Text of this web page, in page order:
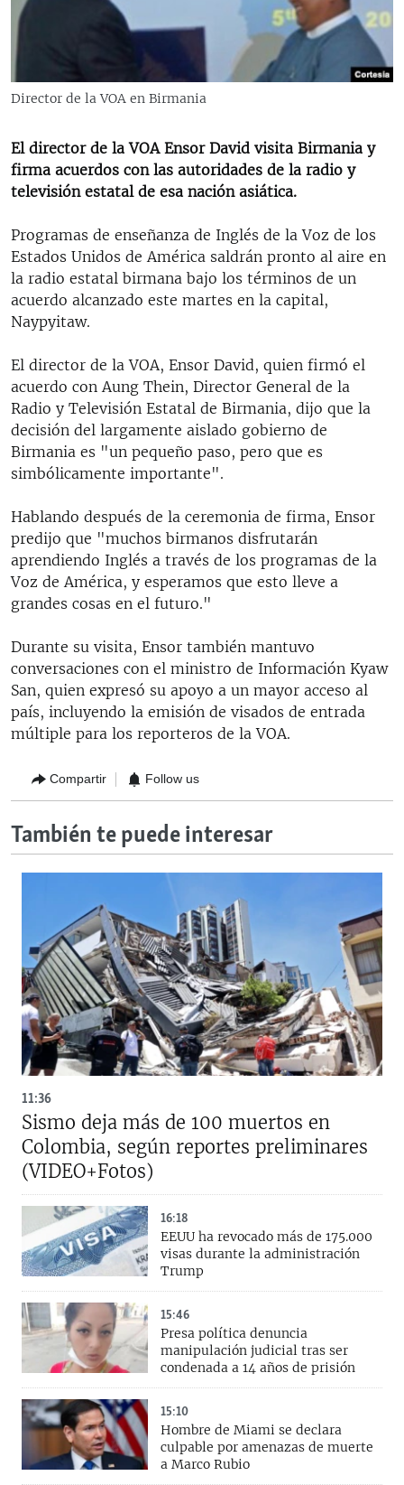
RADIO MARTÍ
ESPECIALES
ESPECIALES
SER VIEJO EN CUBA
KENTU-CUBANO
DESINFORMACIÓN RUSA EN AMÉRICA LATINA
LA INVASIÓN DE RUSIA A UCRANIA
MULTIMEDIA
SÍGUENOS
Director de la VOA en Birmania
El director de la VOA Ensor David visita Birmania y
firma acuerdos con las autoridades de la radio y
televisión estatal de esa nación asiática.
Programas de enseñanza de Inglés de la Voz de los
Estados Unidos de América saldrán pronto al aire en
la radio estatal birmana bajo los términos de un
acuerdo alcanzado este martes en la capital,
Naypyitaw.
El director de la VOA, Ensor David, quien firmó el
acuerdo con Aung Thein, Director General de la
Radio y Televisión Estatal de Birmania, dijo que la
decisión del largamente aislado gobierno de
Birmania es "un pequeño paso, pero que es
simbólicamente importante".
Hablando después de la ceremonia de firma, Ensor
predijo que "muchos birmanos disfrutarán
aprendiendo Inglés a través de los programas de la
Voz de América, y esperamos que esto lleve a
grandes cosas en el futuro."
Durante su visita, Ensor también mantuvo
conversaciones con el ministro de Información Kyaw
San, quien expresó su apoyo a un mayor acceso al
país, incluyendo la emisión de visados de entrada
múltiple para los reporteros de la VOA.
Compartir Follow us
También te puede interesar
11:36
Sismo deja más de 100 muertos en
Colombia, según reportes preliminares
(VIDEO+Fotos)
16:18
EEUU ha revocado más de 175.000
visas durante la administración
Trump
15:46
Presa política denuncia
manipulación judicial tras ser
condenada a 14 años de prisión
15:10
Hombre de Miami se declara
culpable por amenazas de muerte
a Marco Rubio